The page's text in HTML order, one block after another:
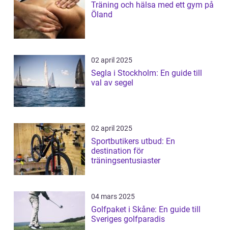
Träning och hälsa med ett gym på
Öland
02 april 2025
Segla i Stockholm: En guide till
val av segel
02 april 2025
Sportbutikers utbud: En
destination för
träningsentusiaster
04 mars 2025
Golfpaket i Skåne: En guide till
Sveriges golfparadis